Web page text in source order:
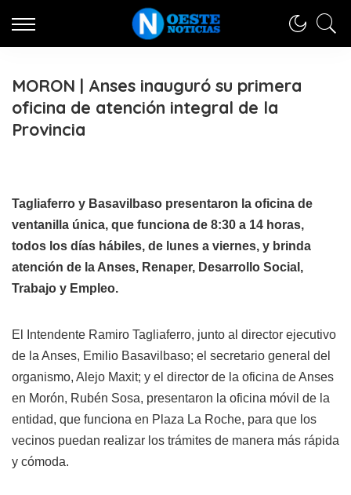
MORON | Anses inauguró su primera
oficina de atención integral de la
Provincia
Tagliaferro y Basavilbaso presentaron la oficina de
ventanilla única, que funciona de 8:30 a 14 horas,
todos los días hábiles, de lunes a viernes, y brinda
atención de la Anses, Renaper, Desarrollo Social,
Trabajo y Empleo.
El Intendente Ramiro Tagliaferro, junto al director ejecutivo
de la Anses, Emilio Basavilbaso; el secretario general del
organismo, Alejo Maxit; y el director de la oficina de Anses
en Morón, Rubén Sosa, presentaron la oficina móvil de la
entidad, que funciona en Plaza La Roche, para que los
vecinos puedan realizar los trámites de manera más rápida
y cómoda.